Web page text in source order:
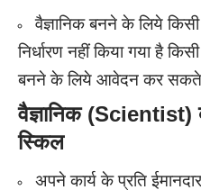
वैज्ञानिक बनने के लिये
निर्धारण नहीं किया गया है
बनने के लिये आवेदन कर
वैज्ञानिक (Scientist)
स्किल
अपने कार्य के प्रति ईमानदार